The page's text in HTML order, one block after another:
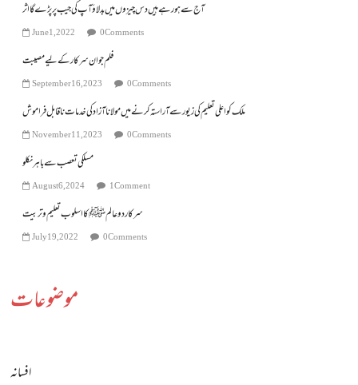
آج سے ہو رہے ہیں دس چیزوں میں بدلاؤ آپ کی جیب پر پڑے گا اثر
June 1, 2022 0 Comments
فلم جوان سرکار کے لیے مصیبت
September 16, 2023 0 Comments
ملک کو اعلی تعلیم کی زیور سے آراستہ کرنے میں مولانا آزاد کی خدمات ناقابل فراموش
November 11, 2023 0 Comments
مسلکی تعصب سے باہر نکلو
August 6, 2024 1 Comment
سرکار دوعالم ﷺ کا اسلوب تعلیم و تربیت
July 19, 2022 0 Comments
موضوعات
افسانہ